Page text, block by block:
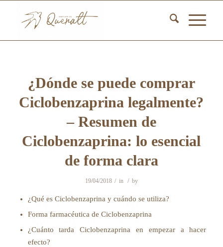
¿Dónde se puede comprar
Ciclobenzaprina legalmente?
– Resumen de
Ciclobenzaprina: lo esencial
de forma clara
19/04/2018 / in / by
¿Qué es Ciclobenzaprina y cuándo se utiliza?
Forma farmacéutica de Ciclobenzaprina
¿Cuánto tarda Ciclobenzaprina en empezar a hacer
efecto?